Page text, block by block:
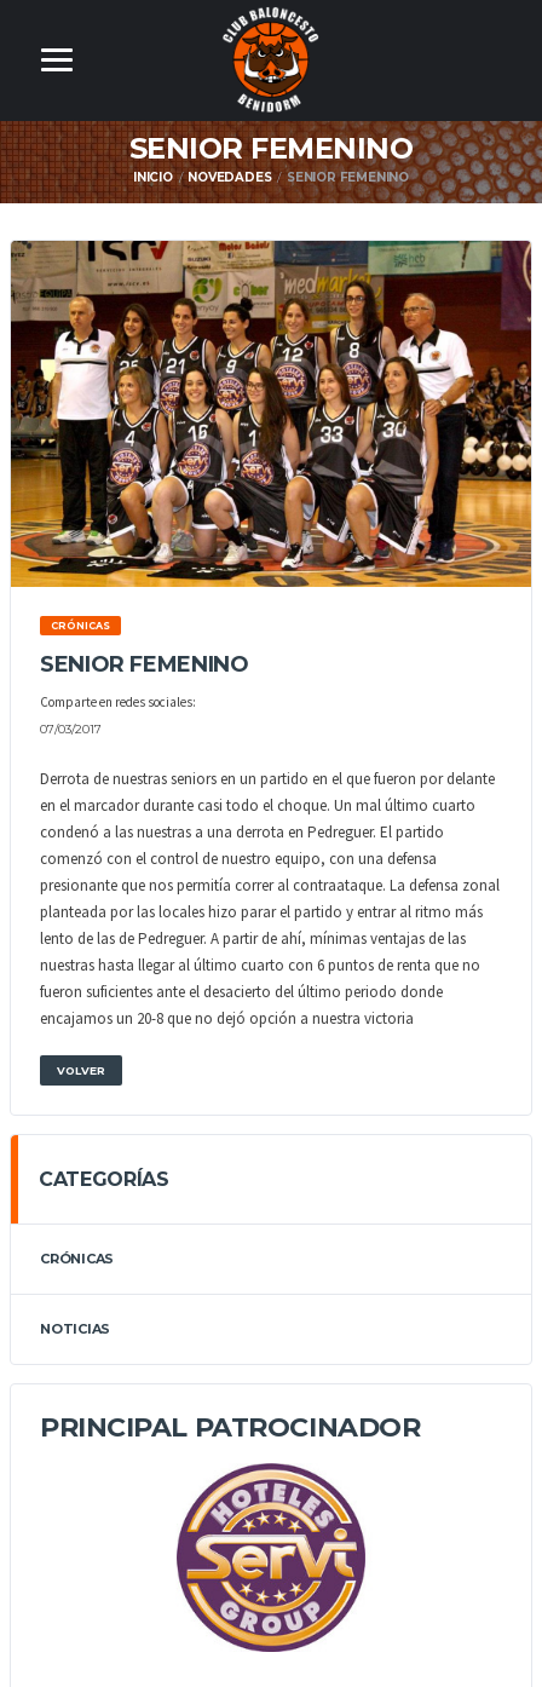
SENIOR FEMENINO
INICIO NOVEDADES SENIOR FEMENINO
CRÓNICAS
SENIOR FEMENINO
Comparte en redes sociales:
07/03/2017
Derrota de nuestras seniors en un partido en el que fueron por delante
en el marcador durante casi todo el choque. Un mal último cuarto
condenó a las nuestras a una derrota en Pedreguer. El partido
comenzó con el control de nuestro equipo, con una defensa
presionante que nos permitía correr al contraataque. La defensa zonal
planteada por las locales hizo parar el partido y entrar al ritmo más
lento de las de Pedreguer. A partir de ahí, mínimas ventajas de las
nuestras hasta llegar al último cuarto con 6 puntos de renta que no
fueron suficientes ante el desacierto del último periodo donde
encajamos un 20-8 que no dejó opción a nuestra victoria
VOLVER
CATEGORÍAS
CRÓNICAS
NOTICIAS
PRINCIPAL PATROCINADOR